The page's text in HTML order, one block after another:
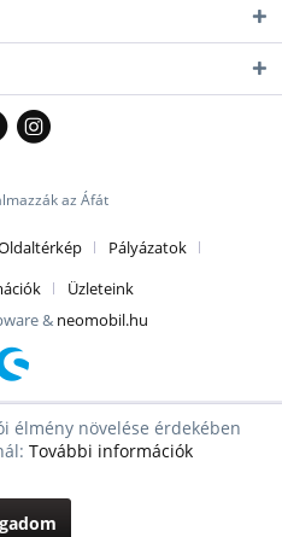
az Áfát
Pályázatok
Üzleteink
& neomobil.hu
élmény növelése érdekében
További információk